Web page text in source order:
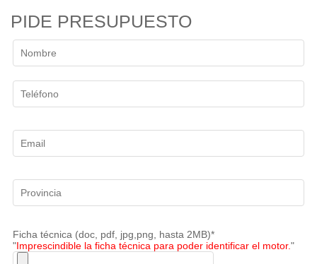
PIDE PRESUPUESTO
Ficha técnica (doc, pdf, jpg,png, hasta 2MB)*
"Imprescindible la ficha técnica para poder identificar el motor."